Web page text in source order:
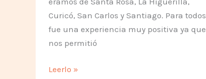
Curicó, San Carlos y Santiago. Para todos
fue una experiencia muy positiva ya que
nos permitió
Chile,
Leerlo »